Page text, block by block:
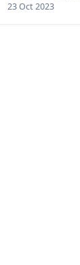
23 Oct 2023